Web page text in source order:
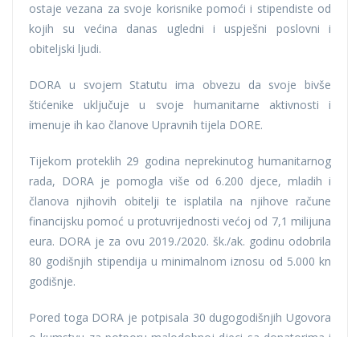
ostaje vezana za svoje korisnike pomoći i stipendiste od
kojih su većina danas ugledni i uspješni poslovni i
obiteljski ljudi.
DORA u svojem Statutu ima obvezu da svoje bivše
štićenike uključuje u svoje humanitarne aktivnosti i
imenuje ih kao članove Upravnih tijela DORE.
Tijekom proteklih 29 godina neprekinutog humanitarnog
rada, DORA je pomogla više od 6.200 djece, mladih i
članova njihovih obitelji te isplatila na njihove račune
financijsku pomoć u protuvrijednosti većoj od 7,1 milijuna
eura. DORA je za ovu 2019./2020. šk./ak. godinu odobrila
80 godišnjih stipendija u minimalnom iznosu od 5.000 kn
godišnje.
Pored toga DORA je potpisala 30 dugogodišnjih Ugovora